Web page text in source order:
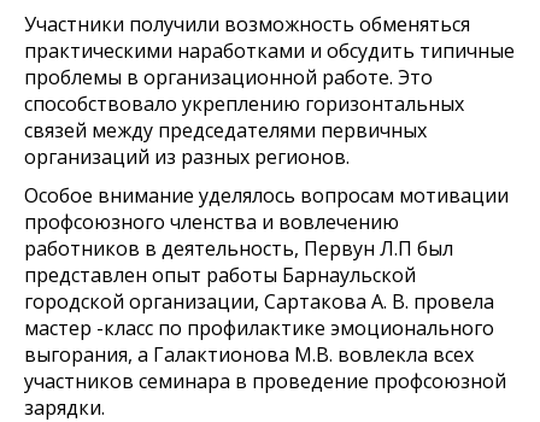
Участники получили возможность обменяться
практическими наработками и обсудить типичные
проблемы в организационной работе. Это
способствовало укреплению горизонтальных
связей между председателями первичных
организаций из разных регионов.
Особое внимание уделялось вопросам мотивации
профсоюзного членства и вовлечению
работников в деятельность, Первун Л.П был
представлен опыт работы Барнаульской
городской организации, Сартакова А. В. провела
мастер -класс по профилактике эмоционального
выгорания, а Галактионова М.В. вовлекла всех
участников семинара в проведение профсоюзной
зарядки.